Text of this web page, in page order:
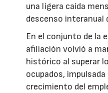
una ligera caída
descenso interanual
En el conjunto de la
afiliación volvió a
histórico al superar
ocupados,
crecimiento del